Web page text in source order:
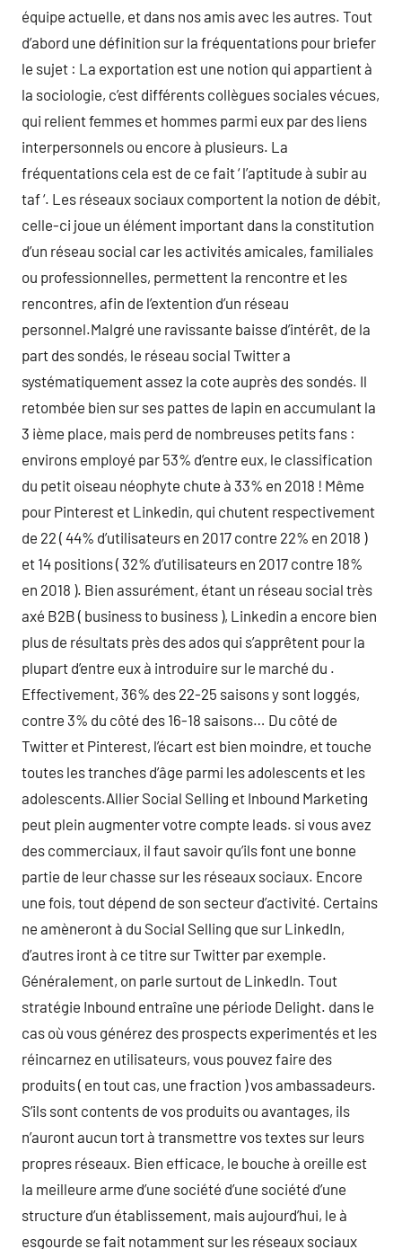
équipe actuelle, et dans nos amis avec les autres. Tout
d’abord une définition sur la fréquentations pour briefer
le sujet : La exportation est une notion qui appartient à
la sociologie, c’est différents collègues sociales vécues,
qui relient femmes et hommes parmi eux par des liens
interpersonnels ou encore à plusieurs. La
fréquentations cela est de ce fait ‘ l’aptitude à subir au
taf ‘. Les réseaux sociaux comportent la notion de débit,
celle-ci joue un élément important dans la constitution
d’un réseau social car les activités amicales, familiales
ou professionnelles, permettent la rencontre et les
rencontres, afin de l’extention d’un réseau
personnel.Malgré une ravissante baisse d’intérêt, de la
part des sondés, le réseau social Twitter a
systématiquement assez la cote auprès des sondés. Il
retombée bien sur ses pattes de lapin en accumulant la
3 ième place, mais perd de nombreuses petits fans :
environs employé par 53% d’entre eux, le classification
du petit oiseau néophyte chute à 33% en 2018 ! Même
pour Pinterest et Linkedin, qui chutent respectivement
de 22 ( 44% d’utilisateurs en 2017 contre 22% en 2018 )
et 14 positions ( 32% d’utilisateurs en 2017 contre 18%
en 2018 ). Bien assurément, étant un réseau social très
axé B2B ( business to business ), Linkedin a encore bien
plus de résultats près des ados qui s’apprêtent pour la
plupart d’entre eux à introduire sur le marché du .
Effectivement, 36% des 22-25 saisons y sont loggés,
contre 3% du côté des 16-18 saisons… Du côté de
Twitter et Pinterest, l’écart est bien moindre, et touche
toutes les tranches d’âge parmi les adolescents et les
adolescents.Allier Social Selling et Inbound Marketing
peut plein augmenter votre compte leads. si vous avez
des commerciaux, il faut savoir qu’ils font une bonne
partie de leur chasse sur les réseaux sociaux. Encore
une fois, tout dépend de son secteur d’activité. Certains
ne amèneront à du Social Selling que sur LinkedIn,
d’autres iront à ce titre sur Twitter par exemple.
Généralement, on parle surtout de LinkedIn. Tout
stratégie Inbound entraîne une période Delight. dans le
cas où vous générez des prospects experimentés et les
réincarnez en utilisateurs, vous pouvez faire des
produits ( en tout cas, une fraction ) vos ambassadeurs.
S’ils sont contents de vos produits ou avantages, ils
n’auront aucun tort à transmettre vos textes sur leurs
propres réseaux. Bien efficace, le bouche à oreille est
la meilleure arme d’une société d’une société d’une
structure d’un établissement, mais aujourd’hui, le à
esgourde se fait notamment sur les réseaux sociaux